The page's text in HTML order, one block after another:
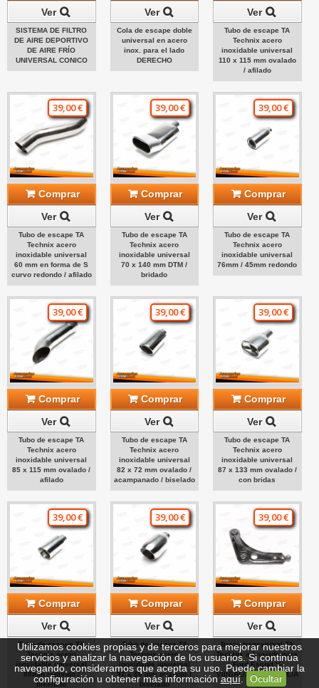
Ver
SISTEMA DE FILTRO
DE AIRE DEPORTIVO
DE AIRE FRÍO
UNIVERSAL CONICO
Ver
Cola de escape doble
universal en acero
inox. para el lado
DERECHO
Ver
Tubo de escape TA
Technix acero
inoxidable universal
110 x 115 mm ovalado
/ afilado
39,00 €
Comprar
Ver
Tubo de escape TA
Technix acero
inoxidable universal
60 mm en forma de S
curvo redondo / afilado
39,00 €
Comprar
Ver
Tubo de escape TA
Technix acero
inoxidable universal
70 x 140 mm DTM /
bridado
39,00 €
Comprar
Ver
Tubo de escape TA
Technix acero
inoxidable universal
76mm / 45mm redondo
39,00 €
Comprar
Ver
Tubo de escape TA
Technix acero
inoxidable universal
85 x 115 mm ovalado /
afilado
39,00 €
Comprar
Ver
Tubo de escape TA
Technix acero
inoxidable universal
82 x 72 mm ovalado /
acampanado / biselado
39,00 €
Comprar
Ver
Tubo de escape TA
Technix acero
inoxidable universal
87 x 133 mm ovalado /
con bridas
39,00 €
Comprar
Ver
Tubo de escape TA
Technix acero
inoxidable universal
88mm redondo /
biselado
39,00 €
Comprar
Ver
Tubo de escape TA
Technix acero
inoxidable universal
92 x 86 mm ovalado /
biselado
39,00 €
Comprar
Ver
Brazo transversal TA
Technix adecuado para
Ford Escort V-
VII/GAL/AAL/ALL/ANL/AFL/
III,...
Utilizamos cookies propias y de terceros para mejorar nuestros
servicios y analizar la navegación de los usuarios. Si continúa
navegando, consideramos que acepta su uso. Puede cambiar la
configuración u obtener más informaciónaquí. Ocultar